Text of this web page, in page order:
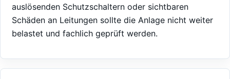
auslösenden Schutzschaltern oder sichtbaren
Schäden an Leitungen sollte die Anlage nicht weiter
belastet und fachlich geprüft werden.